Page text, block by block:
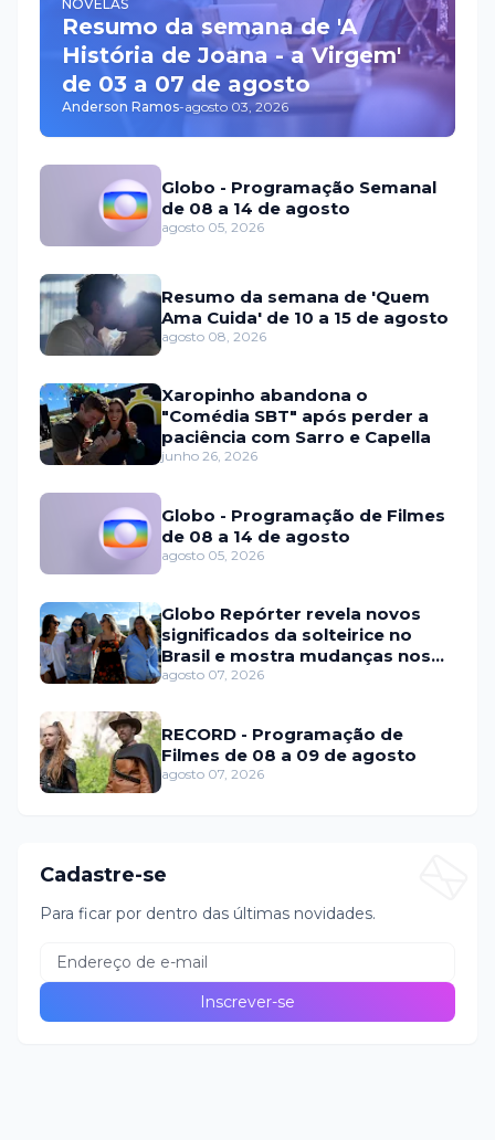
NOVELAS
Resumo da semana de 'A
História de Joana - a Virgem'
de 03 a 07 de agosto
Anderson Ramos-agosto 03, 2026
Globo - Programação Semanal
de 08 a 14 de agosto
agosto 05, 2026
Resumo da semana de 'Quem
Ama Cuida' de 10 a 15 de agosto
agosto 08, 2026
Xaropinho abandona o
"Comédia SBT" após perder a
paciência com Sarro e Capella
junho 26, 2026
Globo - Programação de Filmes
de 08 a 14 de agosto
agosto 05, 2026
Globo Repórter revela novos
significados da solteirice no
Brasil e mostra mudanças nos
relacionamentos
agosto 07, 2026
RECORD - Programação de
Filmes de 08 a 09 de agosto
agosto 07, 2026
Cadastre-se
Para ficar por dentro das últimas novidades.